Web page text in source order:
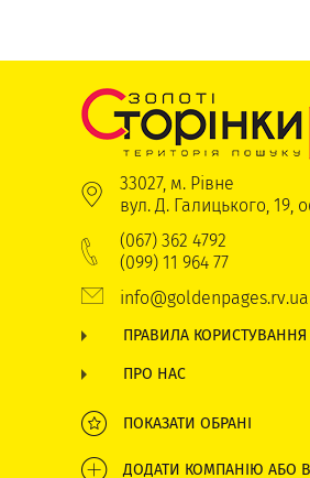
33027, м. Рівне
вул. Д. Галицького, 19,
(067) 362 4792
(099) 11 964 77
info@goldenpages.rv.ua
ПРАВИЛА
ПРО НАС
ПОКАЗАТИ ОБРАНІ
ДОДАТИ КОМПАНІЮ АБО